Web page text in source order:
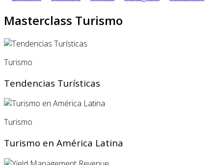
Masterclass Turismo
Turismo
Tendencias Turísticas
Turismo
Turismo en América Latina